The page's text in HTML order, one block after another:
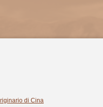
di Cina